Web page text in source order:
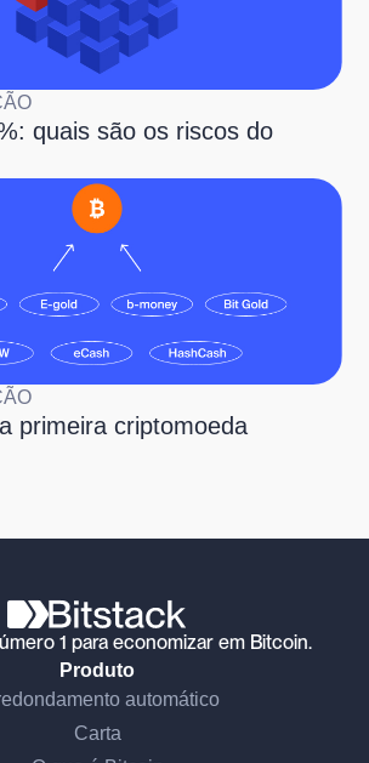
quais são os riscos do
primeira criptomoeda
1 para economizar em Bitcoin.
Produto
automático
Carta